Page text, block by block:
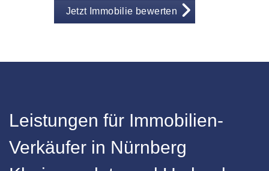
Jetzt Immobilie bewerten
Leistungen für Immobilien-
Verkäufer in Nürnberg